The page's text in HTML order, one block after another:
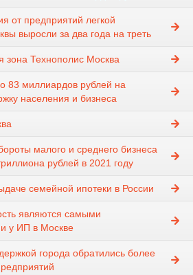
от предприятий легкой
выросли за два года на треть
зона Технополис Москва
83 миллиардов рублей на
населения и бизнеса
малого и среднего бизнеса
рублей в 2021 году
семейной ипотеки в России
являются самыми
у ИП в Москве
города обратились более